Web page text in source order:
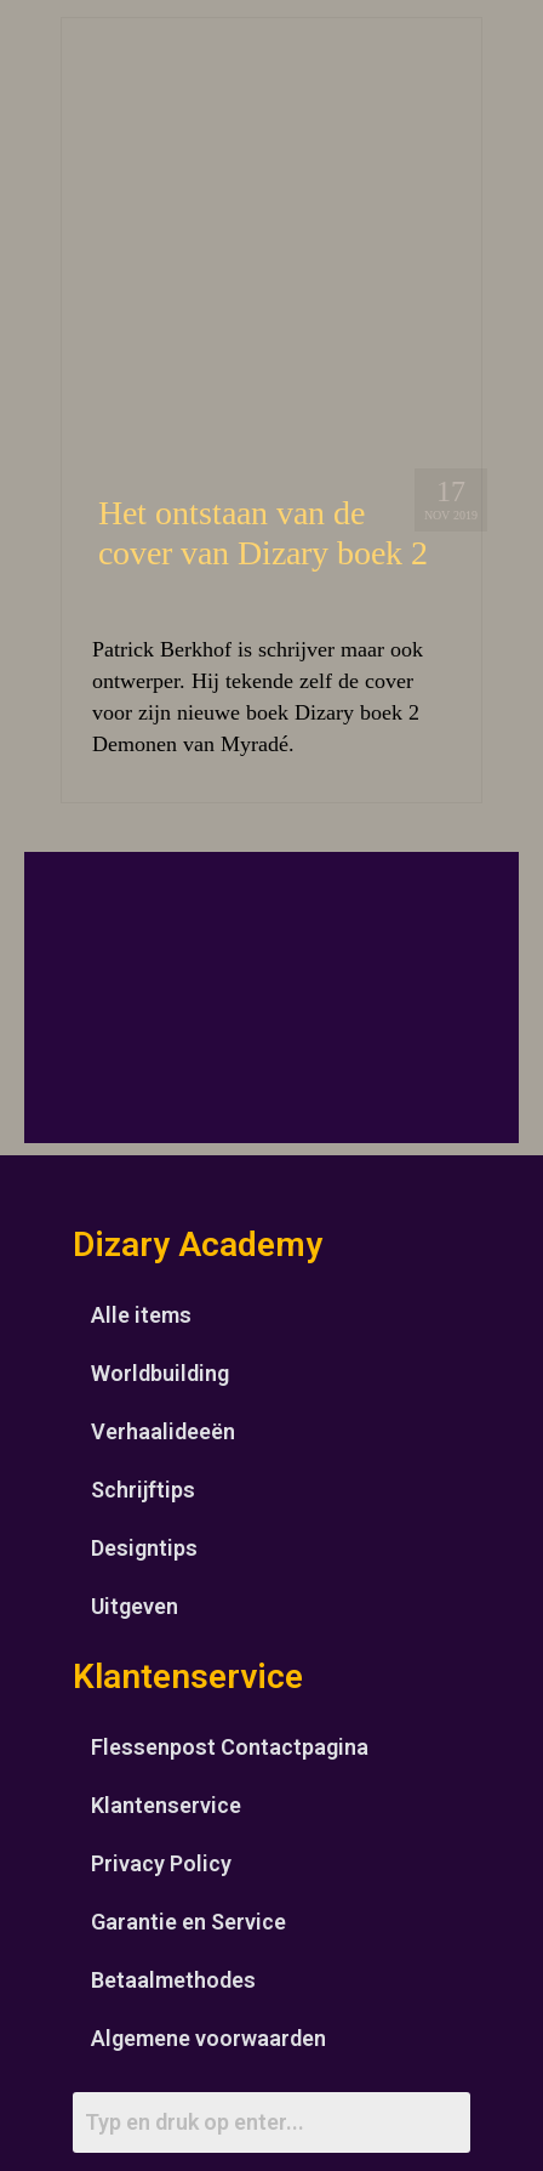
17
NOV 2019
Het ontstaan van de
cover van Dizary boek 2
Patrick Berkhof is schrijver maar ook
ontwerper. Hij tekende zelf de cover
voor zijn nieuwe boek Dizary boek 2
Demonen van Myradé.
Dizary Academy
Alle items
Worldbuilding
Verhaalideeën
Schrijftips
Designtips
Uitgeven
Klantenservice
Flessenpost Contactpagina
Klantenservice
Privacy Policy
Garantie en Service
Betaalmethodes
Algemene voorwaarden